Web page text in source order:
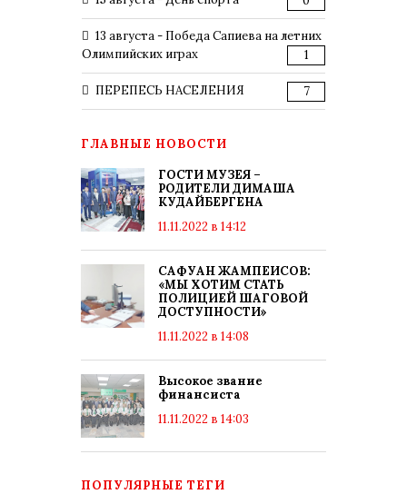
13 августа - Победа Сапиева на летних
Олимпийских играх
1
ПЕРЕПЕСЬ НАСЕЛЕНИЯ 7
ГЛАВНЫЕ НОВОСТИ
ГОСТИ МУЗЕЯ –
РОДИТЕЛИ ДИМАША
КУДАЙБЕРГЕНА
11.11.2022 в 14:12
САФУАН ЖАМПЕИСОВ:
«МЫ ХОТИМ СТАТЬ
ПОЛИЦИЕЙ ШАГОВОЙ
ДОСТУПНОСТИ»
11.11.2022 в 14:08
Высокое звание
финансиста
11.11.2022 в 14:03
ПОПУЛЯРНЫЕ ТЕГИ